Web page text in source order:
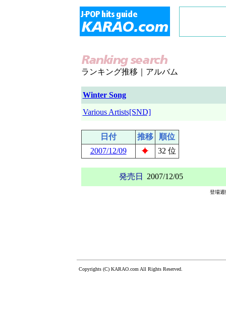
ランキング推移｜アルバム
Winter Song
Various Artists[SND]
日付 推移
順位
2007/12/09
32 位
発売日 2007/12/05
登場週
Copyrights (C) KARAO.com All Rights Reserved.